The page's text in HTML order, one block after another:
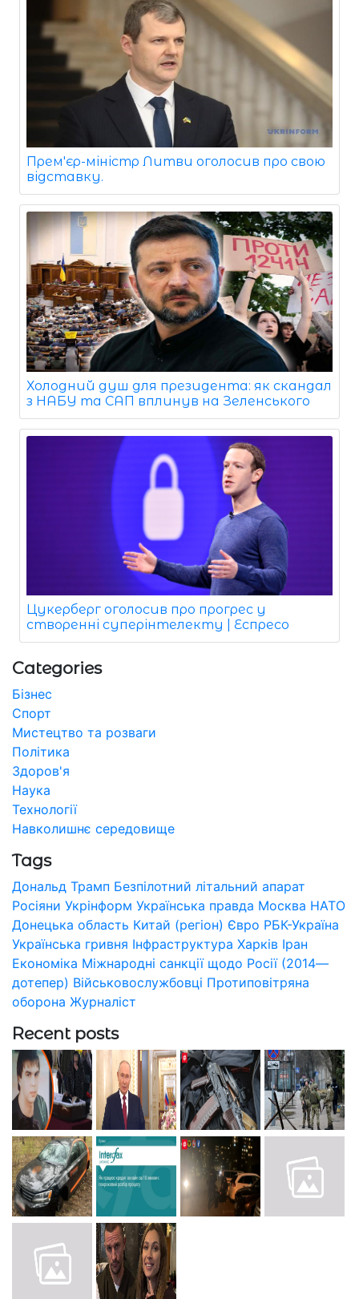
Прем'єр-міністр Литви оголосив про свою
відставку.
Холодний душ для президента: як скандал
з НАБУ та САП вплинув на Зеленського
Цукерберг оголосив про прогрес у
створенні суперінтелекту | Еспресо
Categories
Бізнес
Спорт
Мистецтво та розваги
Політика
Здоров'я
Наука
Технології
Навколишнє середовище
Tags
Дональд Трамп Безпілотний літальний апарат
Росіяни Укрінформ Українська правда Москва НАТО
Донецька область Китай (регіон) Євро РБК-Україна
Українська гривня Інфраструктура Харків Іран
Економіка Міжнародні санкції щодо Росії (2014—
дотепер) Військовослужбовці Протиповітряна
оборона Журналіст
Recent posts